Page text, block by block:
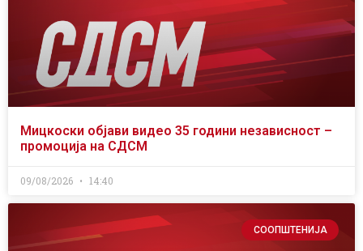
Мицкоски објави видео 35 години независност –
промоција на СДСМ
09/08/2026 14:40
СООПШТЕНИЈА